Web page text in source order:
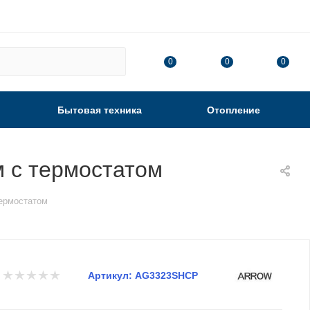
0 0 0
Бытовая техника Отопление
с термостатом
Артикул: AG3323SHCP